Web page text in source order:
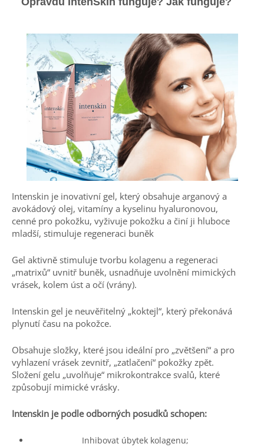
Intenskin je inovativní gel, který obsahuje arganový a
avokádový olej, vitamíny a kyselinu hyaluronovou,
cenné pro pokožku, vyživuje pokožku a činí ji hluboce
mladší, stimuluje regeneraci buněk
Gel aktivně stimuluje tvorbu kolagenu a regeneraci
„matrixů“ uvnitř buněk, usnadňuje uvolnění mimických
vrásek, kolem úst a očí (vrány).
Intenskin gel je neuvěřitelný „koktejl“, který překonává
plynutí času na pokožce.
Obsahuje složky, které jsou ideální pro „zvětšení“ a pro
vyhlazení vrásek zevnitř, „zatlačení“ pokožky zpět.
Složení gelu „uvolňuje“ mikrokontrakce svalů, které
způsobují mimické vrásky.
Intenskin je podle odborných posudků schopen:
Inhibovat úbytek kolagenu;